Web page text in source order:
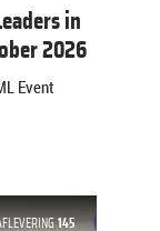
in
2026
Event
145